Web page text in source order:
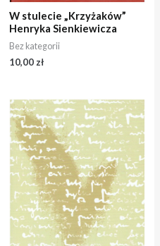
W stulecie „Krzyżaków”
Henryka Sienkiewicza
Bez kategorii
10,00 zł